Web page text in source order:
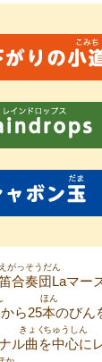
合奏団Laマー
から25本のびん
ル曲 を中心に